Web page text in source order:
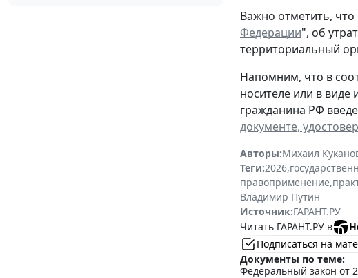
Важно отметить, что
Федерации", об
территориальный
Напомним, что в
носителе или в
гражданина РФ
документе,
Авторы:Михаил
Теги:2026,
правоприменение,
Владимир Путин
Источник:ГАРАНТ.РУ
Читать ГАРАНТ.РУ в
Подписаться на
Документы по теме:
Федеральный закон от